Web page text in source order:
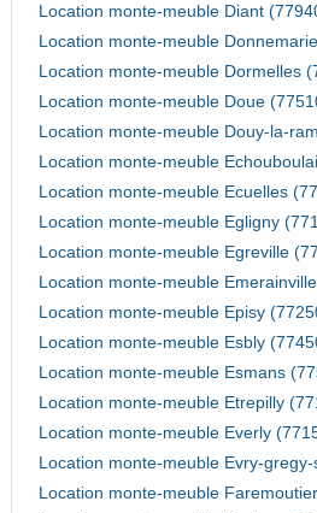
Location monte-meuble Diant
Location monte-meuble
Location monte-meuble Dormelles
Location monte-meuble Doue
Location monte-meuble Douy-la-
Location monte-meuble
Location monte-meuble Ecuelles
Location monte-meuble Egligny
Location monte-meuble Egreville
Location monte-meuble
Location monte-meuble Episy
Location monte-meuble Esbly
Location monte-meuble Esmans
Location monte-meuble Etrepilly
Location monte-meuble Everly
Location monte-meuble Evry-
Location monte-meuble